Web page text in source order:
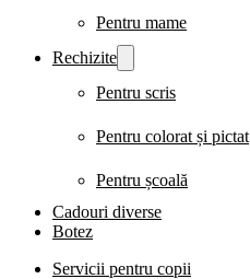
Pentru mame
Rechizite
Pentru scris
Pentru colorat și pictat
Pentru școală
Cadouri diverse
Botez
Servicii pentru copii